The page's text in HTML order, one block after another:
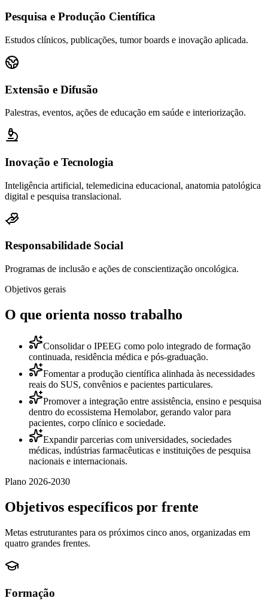
Pesquisa e Produção Científica
Estudos clínicos, publicações, tumor boards e inovação aplicada.
Extensão e Difusão
Palestras, eventos, ações de educação em saúde e interiorização.
Inovação e Tecnologia
Inteligência artificial, telemedicina educacional, anatomia patológica
digital e pesquisa translacional.
Responsabilidade Social
Programas de inclusão e ações de conscientização oncológica.
Objetivos gerais
O que orienta nosso trabalho
Consolidar o IPEEG como polo integrado de formação
continuada, residência médica e pós-graduação.
Fomentar a produção científica alinhada às necessidades
reais do SUS, convênios e pacientes particulares.
Promover a integração entre assistência, ensino e pesquisa
dentro do ecossistema Hemolabor, gerando valor para
pacientes, corpo clínico e sociedade.
Expandir parcerias com universidades, sociedades
médicas, indústrias farmacêuticas e instituições de pesquisa
nacionais e internacionais.
Plano 2026-2030
Objetivos específicos por frente
Metas estruturantes para os próximos cinco anos, organizadas em
quatro grandes frentes.
Formação